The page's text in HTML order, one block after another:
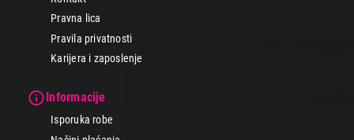
Pravna lica
Pravila privatnosti
Karijera i zaposlenje
Informacije
Isporuka robe